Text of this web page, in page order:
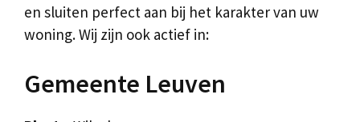
en sluiten perfect aan bij het karakter van uw
woning. Wij zijn ook actief in:
Gemeente Leuven